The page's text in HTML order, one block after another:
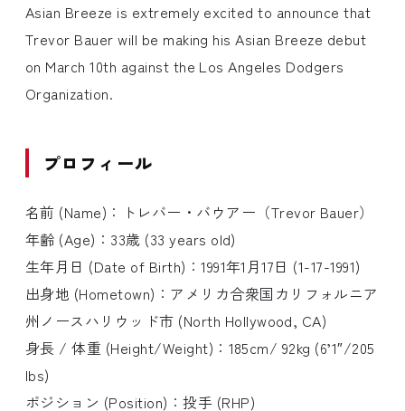
Asian Breeze is extremely excited to announce that
Trevor Bauer will be making his Asian Breeze debut
on March 10th against the Los Angeles Dodgers
Organization.
プロフィール
名前 (Name)：トレバー・バウアー（Trevor Bauer）
年齢 (Age)：33歳 (33 years old)
生年月日 (Date of Birth)：1991年1月17日 (1-17-1991)
出身地 (Hometown)：アメリカ合衆国カリフォルニア
州ノースハリウッド市 (North Hollywood, CA)
身長 / 体重 (Height/Weight)：185cm/ 92kg (6’1″/205
lbs)
ポジション (Position)：投手 (RHP)